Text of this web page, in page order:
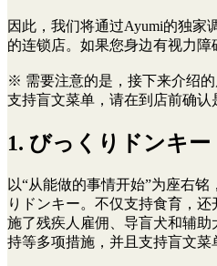
因此，我们将通过Ayumi的独家
的连锁店。如果您身边有视力障
※ 需要注意的是，接下来介绍
支持盲文菜单，请在到店前确认
1. びっくりドンキー
以“从能做的事情开始”为座右铭
りドンキー。不仅支持食育，
施了残疾人雇佣、导盲犬和辅
持等多项措施，并且支持盲文菜